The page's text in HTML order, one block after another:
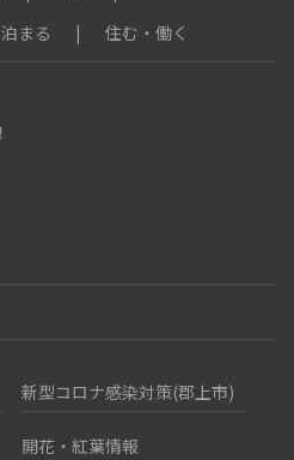
泊まる 住む・働く
新型コロナ感染対策(郡上市)
開花・紅葉情報